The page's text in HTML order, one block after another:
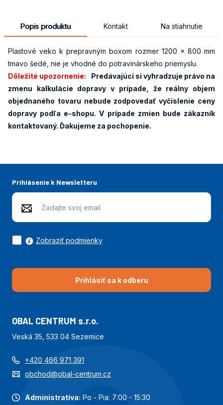
Popis produktu Kontakt Na stiahnutie
Plastové veko k prepravným boxom rozmer 1200 x 800 mm
tmavo šedé, nie je vhodné do potravinárskeho priemyslu.
Dôležité upozornenie:
Predávajúci si vyhradzuje právo na
zmenu kalkulácie dopravy v prípade, že reálny objem
objednaného tovaru nebude zodpovedať vyčíslenie ceny
dopravy podľa e-shopu. V prípade zmien bude zákazník
kontaktovaný. Ďakujeme za pochopenie.
Prihlásenie k Newsletteru
Prihlásiť sa k odberu
Zobraziť podmienky
OBAL CENTRUM s.r.o.
Veská 35, 533 04 Sezemice
+420 466 971 391
obchod@obal-centrum.cz
Administratíva: Po - Pia: 7:00 - 15:30